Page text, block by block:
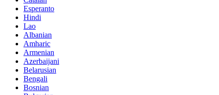
Esperanto
Hindi
Lao
Albanian
Amharic
Armenian
Azerbaijani
Belarusian
Bengali
Bosnian